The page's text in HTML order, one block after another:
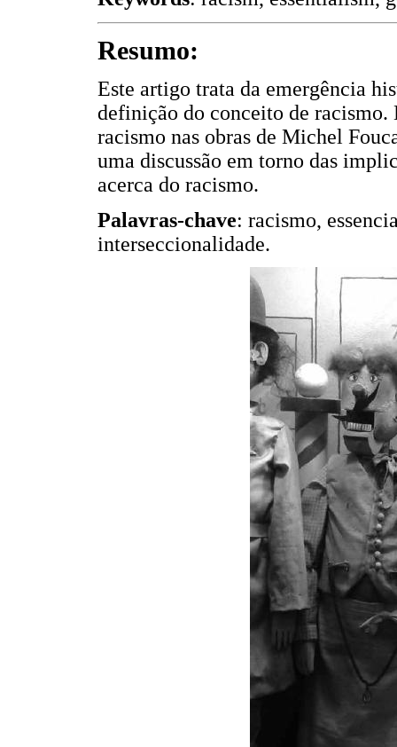
Resumo:
Este artigo trata da emergência
definição do conceito de racismo.
racismo nas obras de Michel
uma discussão em torno das
acerca do racismo.
Palavras-chave: racismo,
interseccionalidade.